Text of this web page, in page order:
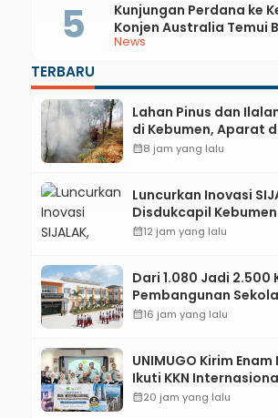
News
Kunjungan Perdana ke
Konjen Australia Temui
Ini yang Dibahas
TERBARU
Lahan Pinus dan
di Kebumen, Aparat
Padamkan Api
calendar_month8 jam yang lalu
Luncurkan Inovasi
Disdukcapil
Jejaring Literasi
calendar_month12 jam yang lalu
Dari 1.080 Jadi 2.500
Pembangunan
Kebumen Ditargetkan
calendar_month16 jam yang lalu
UNIMUGO Kirim
Ikuti KKN
ASEAN dan Hong Kong
calendar_month20 jam yang lalu